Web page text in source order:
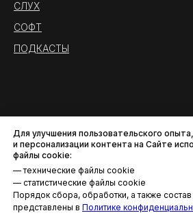
Для улучшения пользовательского
и персонализации контента на Сайте
файлы cookie:
— технические файлы cookie
— статистические файлы cookie
Порядок сбора, обработки, а также
представлены в Политике
СЛУХ
СОФТ
ПОДКАСТЫ
Политика